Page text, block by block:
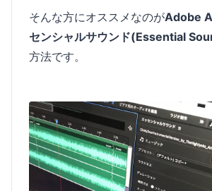
そんな方にオススメなのがAdobe
センシャルサウンド(Essential
方法です。